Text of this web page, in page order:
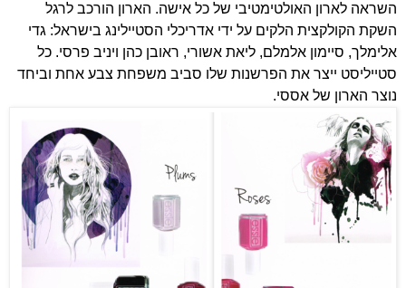
השראה לארון האולטימטיבי של כל אישה. הארון הורכב לרגל
השקת הקולקצית הלקים על ידי אדריכלי הסטיילינג בישראל: גדי
אלימלך, סיימון אלמלם, ליאת אשורי, ראובן כהן ויניב פרסי. כל
סטייליסט ייצר את הפרשנות שלו סביב משפחת צבע אחת וביחד
נוצר הארון של אססי.